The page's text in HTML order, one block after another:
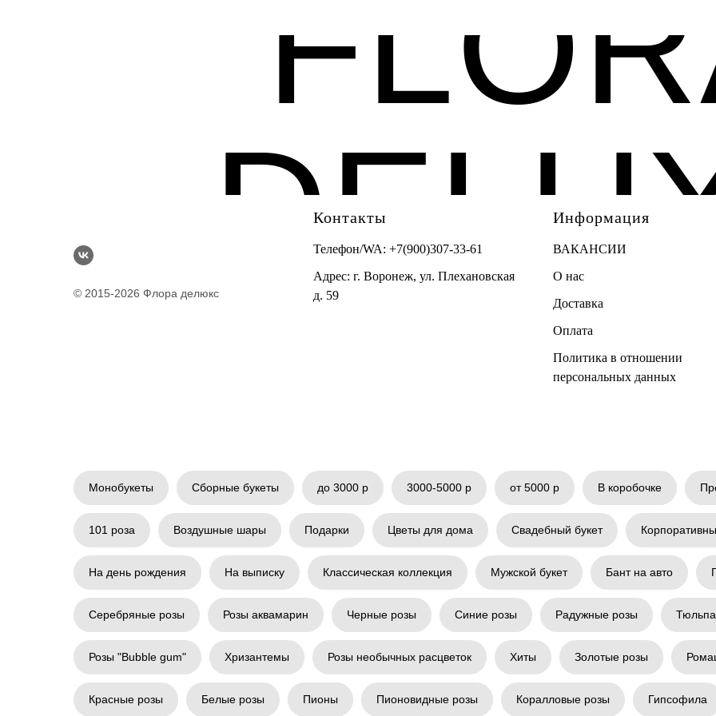
© 2015-2026 Флора делюкс
Контакты
Телефон/WA: +7(900)307-33-61
Адрес: г. Воронеж, ул. Плехановская
д. 59
Информация
ВАКАНСИИ
О нас
Доставка
Оплата
Политика в отношении
персональных данных
Монобукеты Сборные букеты до 3000 р 3000-5000 р от 5000 р В коробочке
101 роза Воздушные шары Подарки Цветы для дома Свадебный букет
На день рождения На выписку Классическая коллекция Мужской букет Бант на авто
Серебряные розы Розы аквамарин Черные розы Синие розы Радужные розы
Розы "Bubble gum" Хризантемы Розы необычных расцветок Хиты Золотые розы
Красные розы Белые розы Пионы Пионовидные розы Коралловые розы Гипсофила